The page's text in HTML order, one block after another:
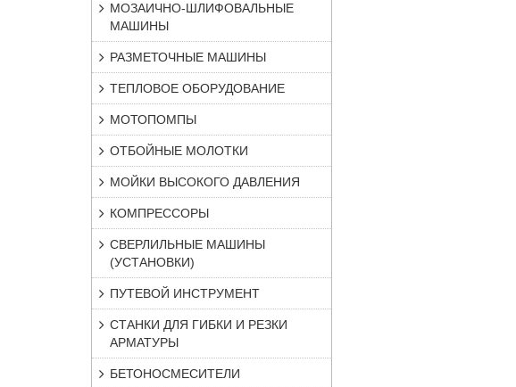
МОЗАИЧНО-ШЛИФОВАЛЬНЫЕ
МАШИНЫ
РАЗМЕТОЧНЫЕ МАШИНЫ
ТЕПЛОВОЕ ОБОРУДОВАНИЕ
МОТОПОМПЫ
ОТБОЙНЫЕ МОЛОТКИ
МОЙКИ ВЫСОКОГО ДАВЛЕНИЯ
КОМПРЕССОРЫ
СВЕРЛИЛЬНЫЕ МАШИНЫ
(УСТАНОВКИ)
ПУТЕВОЙ ИНСТРУМЕНТ
СТАНКИ ДЛЯ ГИБКИ И РЕЗКИ
АРМАТУРЫ
БЕТОНОСМЕСИТЕЛИ